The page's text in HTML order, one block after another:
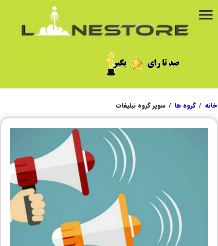
خانه / گروه ها / سوپر گروه تبلیغات